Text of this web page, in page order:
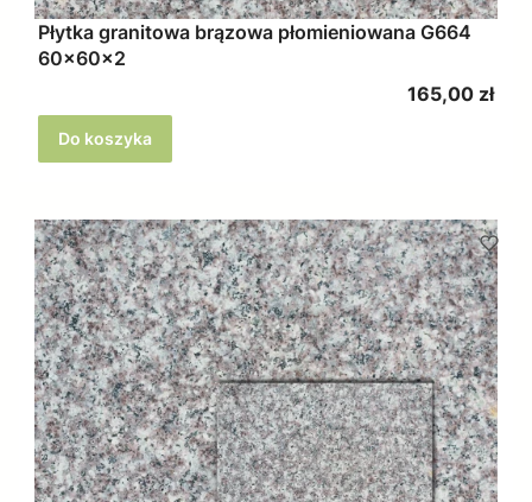
Płytka granitowa brązowa płomieniowana G664
60x60x2
Cena
165,00 zł
Do koszyka